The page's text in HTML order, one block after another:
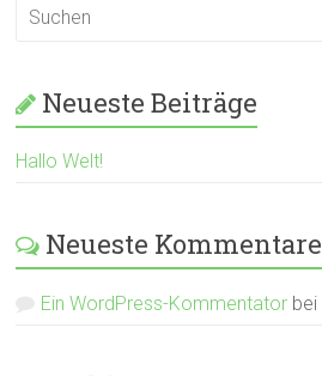
Neueste Beiträge
Hallo Welt!
Neueste Kommentare
Ein WordPress-Kommentator bei